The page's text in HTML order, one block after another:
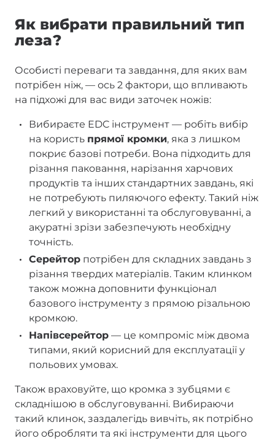
Як вибрати правильний тип
леза?
Особисті переваги та завдання, для яких вам
потрібен ніж, — ось 2 фактори, що впливають
на підхожі для вас види заточек ножів:
Вибираєте EDC інструмент — робіть вибір
на користь прямої кромки, яка з лишком
покриє базові потреби. Вона підходить для
різання паковання, нарізання харчових
продуктів та інших стандартних завдань, які
не потребують пиляючого ефекту. Такий ніж
легкий у використанні та обслуговуванні, а
акуратні зрізи забезпечують необхідну
точність.
Серейтор потрібен для складних завдань з
різання твердих матеріалів. Таким клинком
також можна доповнити функціонал
базового інструменту з прямою різальною
кромкою.
Напівсерейтор — це компроміс між двома
типами, який корисний для експлуатації у
польових умовах.
Також враховуйте, що кромка з зубцями є
складнішою в обслуговуванні. Вибираючи
такий клинок, заздалегідь вивчіть, як потрібно
його обробляти та які інструменти для цього